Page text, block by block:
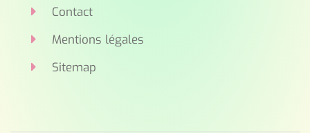
Contact
Mentions légales
Sitemap